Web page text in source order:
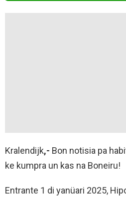
Kralendijk,- Bon notisia pa
ke kumpra un kas na Boneiru!
Entrante 1 di yanüari 2025,